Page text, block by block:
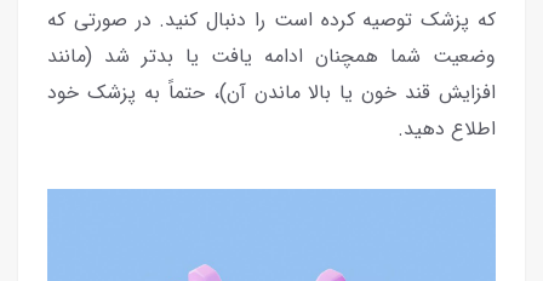
که پزشک توصیه کرده است را دنبال کنید. در صورتی که
وضعیت شما همچنان ادامه یافت یا بدتر شد (مانند
افزایش قند خون یا بالا ماندن آن)، حتماً به پزشک خود
اطلاع دهید.